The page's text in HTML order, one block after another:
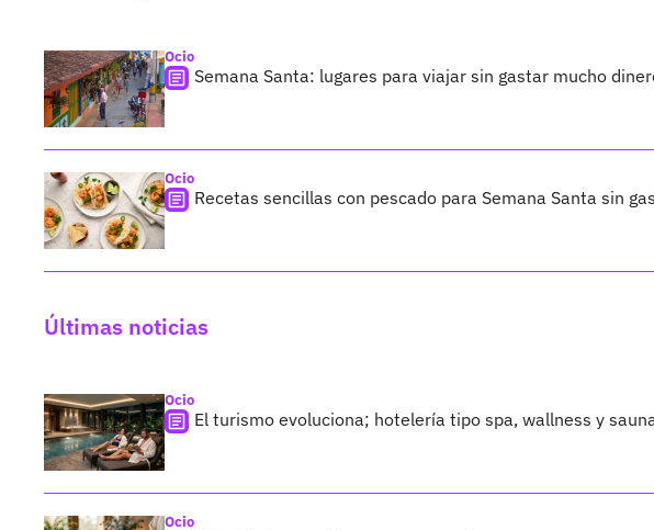
Ocio
Semana Santa: lugares para viajar sin gastar mucho
Ocio
Recetas sencillas con pescado para Semana Santa sin
Últimas noticias
Ocio
El turismo evoluciona; hotelería tipo spa, wallness y
Ocio